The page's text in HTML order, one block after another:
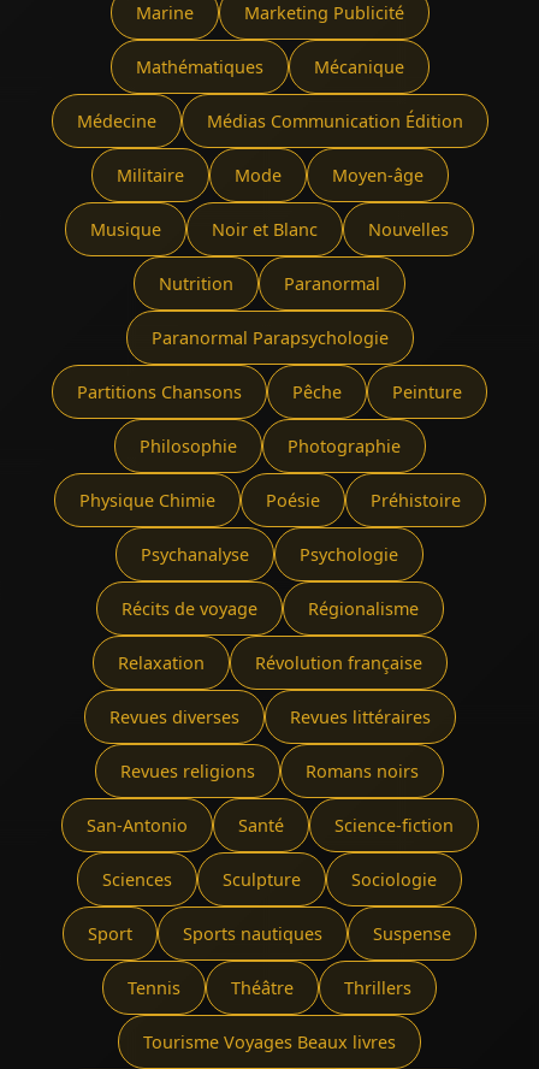
Marine Marketing Publicité
Mathématiques Mécanique
Médecine Médias Communication Édition
Militaire Mode Moyen-âge
Musique Noir et Blanc Nouvelles
Nutrition Paranormal
Paranormal Parapsychologie
Partitions Chansons Pêche Peinture
Philosophie Photographie
Physique Chimie Poésie Préhistoire
Psychanalyse Psychologie
Récits de voyage Régionalisme
Relaxation Révolution française
Revues diverses Revues littéraires
Revues religions Romans noirs
San-Antonio Santé Science-fiction
Sciences Sculpture Sociologie
Sport Sports nautiques Suspense
Tennis Théâtre Thrillers
Tourisme Voyages Beaux livres